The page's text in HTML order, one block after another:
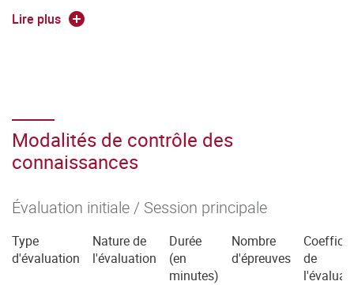
Lire plus
Modalités de contrôle des
connaissances
Évaluation initiale / Session principale
Type
d'évaluation
Nature de
l'évaluation
Durée
(en
minutes)
Nombre
d'épreuves
de